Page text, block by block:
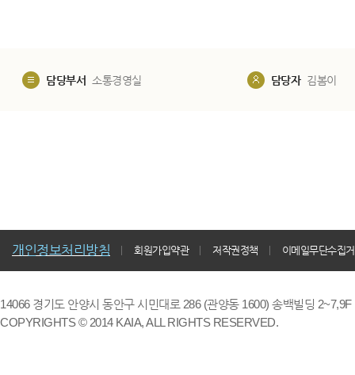
담당부서 소통경영실 담당자 김봄이
개인정보처리방침 회원가입약관 저작권정책 이메일무단수집
14066 경기도 안양시 동안구 시민대로 286 (관양동 1600) 송백빌딩
COPYRIGHTS © 2014 KAIA, ALL RIGHTS RESERVED.